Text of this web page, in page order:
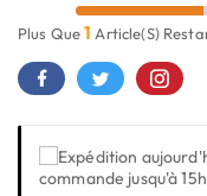
Plus Que1 Article(s)
commande jusqu'à